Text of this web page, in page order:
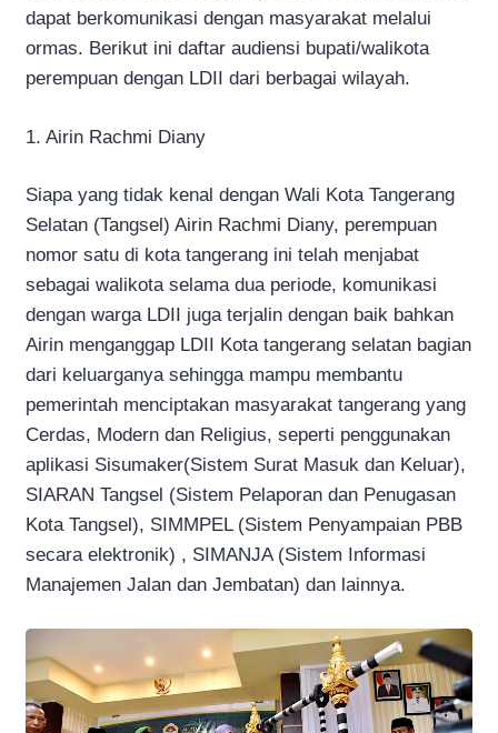
dapat berkomunikasi dengan masyarakat melalui
ormas. Berikut ini daftar audiensi bupati/walikota
perempuan dengan LDII dari berbagai wilayah.
1. Airin Rachmi Diany
Siapa yang tidak kenal dengan Wali Kota Tangerang
Selatan (Tangsel) Airin Rachmi Diany, perempuan
nomor satu di kota tangerang ini telah menjabat
sebagai walikota selama dua periode, komunikasi
dengan warga LDII juga terjalin dengan baik bahkan
Airin menganggap LDII Kota tangerang selatan bagian
dari keluarganya sehingga mampu membantu
pemerintah menciptakan masyarakat tangerang yang
Cerdas, Modern dan Religius, seperti penggunakan
aplikasi Sisumaker(Sistem Surat Masuk dan Keluar),
SIARAN Tangsel (Sistem Pelaporan dan Penugasan
Kota Tangsel), SIMMPEL (Sistem Penyampaian PBB
secara elektronik) , SIMANJA (Sistem Informasi
Manajemen Jalan dan Jembatan) dan lainnya.